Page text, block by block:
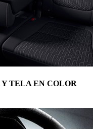
TELA EN COLOR